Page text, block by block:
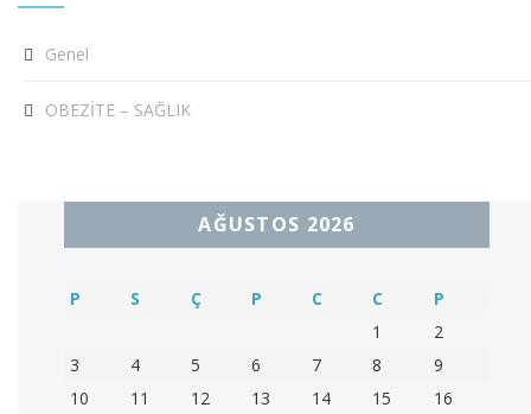
Genel
OBEZİTE – SAĞLIK
AĞUSTOS 2026
P S Ç P C C
P
1
2
3
4 5 6 7 8
9
10
11 12 13 14 15
16